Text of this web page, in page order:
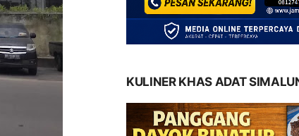
KULINER KHAS ADAT